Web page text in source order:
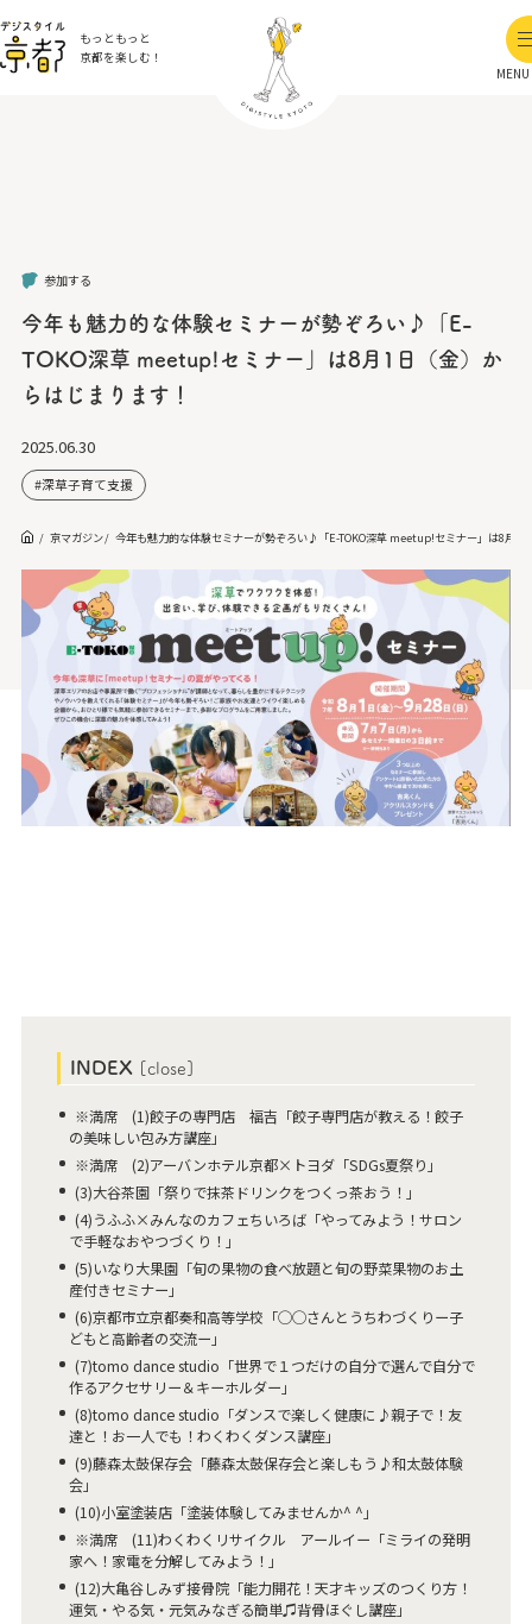
もっともっと
京都を楽しむ！
MENU
参加する
今年も魅力的な体験セミナーが勢ぞろい♪「E-
TOKO深草 meetup!セミナー」は8月1日（金）か
らはじまります！
2025.06.30
深草子育て支援
京マガジン 今年も魅力的な体験セミナーが勢ぞろい♪「E-TOKO深草 meetup!セミナー」は8月1
INDEX [ close ]
※満席 (1)餃子の専門店 福吉「餃子専門店が教える！餃子
の美味しい包み方講座」
※満席 (2)アーバンホテル京都×トヨダ「SDGs夏祭り」
(3)大谷茶園「祭りで抹茶ドリンクをつくっ茶おう！」
(4)うふふ×みんなのカフェちいろば「やってみよう！サロン
で手軽なおやつづくり！」
(5)いなり大果園「旬の果物の食べ放題と旬の野菜果物のお土
産付きセミナー」
(6)京都市立京都奏和高等学校「◯◯さんとうちわづくりー子
どもと高齢者の交流ー」
(7)tomo dance studio「世界で１つだけの自分で選んで自分で
作るアクセサリー＆キーホルダー」
(8)tomo dance studio「ダンスで楽しく健康に♪親子で！友
達と！お一人でも！わくわくダンス講座」
(9)藤森太鼓保存会「藤森太鼓保存会と楽しもう♪和太鼓体験
会」
(10)小室塗装店「塗装体験してみませんか^ ^」
※満席 (11)わくわくリサイクル アールイー「ミライの発明
家へ！家電を分解してみよう！」
(12)大亀谷しみず接骨院「能力開花！天才キッズのつくり方！
運気・やる気・元気みなぎる簡単♫背骨ほぐし講座」